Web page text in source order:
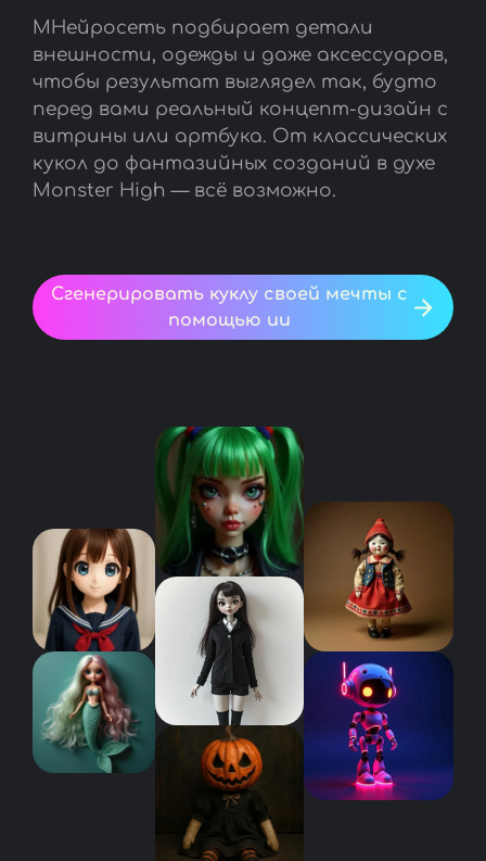
МНейросеть подбирает детали
внешности, одежды и даже аксессуаров,
чтобы результат выглядел так, будто
перед вами реальный концепт-дизайн с
витрины или артбука. От классических
кукол до фантазийных созданий в духе
Monster High — всё возможно.
Сгенерировать куклу своей мечты с
помощью ии